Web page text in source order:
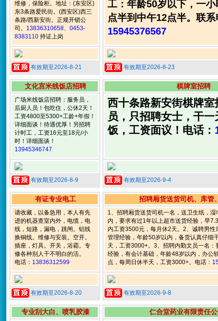
维修，保险柜。地址：(东安区)
东3条路爱民街。(西安区)西三
条路/西新安街。正规开锁公
司。 13836310658、0453-
8383110 持证上岗
有效期至2026-8-21
工：年龄50岁以下，一
点半到中午12点半。联
15945376567
有效期至2026-8-23
文化宫米线饭店招聘
广场米线饭店招聘：服务员，
后厨人员！包吃住，公休2天！
工资4800至5300+工龄+年假！
详细面谈！待遇优厚！另招聘
计时工，工资16元至18元/小
时！详细面谈！
13945346747
有效期至2026-8-9
棋牌室招聘
西十条路新安街棋牌
员，只招聘女士，干
饭，工资面议！电话：
有效期至2026-9-4
有证专业电工
请收藏，以备急用，本人有先
进的机器查室内外，电缆，电
线，短路，漏电，跳闸。铝线
换铜线。维修与安装。空开。
插座，灯具。开关，浴霸。专
修各种别人干不明白的活。
电话： 13836312599
有效期至2026-8-20
招聘厢货送货司机、库管
1、招聘厢货送货司机一名，送卫生纸，
内，要求有过1年以上超市送货经验，早
内工资3500元，每月休2天。2、诚聘男性
管理经验，年龄50岁以内，备货认真仔细
天，工资3000+。3、招聘内勤文员一名：
经验，有会计基础，年龄48岁以内，办公
点，每周日休半天，工资3000+。电话：
有效期至2026-9-8
专业刮大白、喷乳胶漆
仁合堂药业有限责任